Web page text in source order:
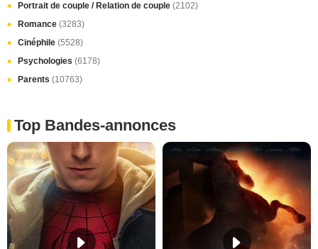
Portrait de couple / Relation de couple (2102)
Romance (3283)
Cinéphile (5528)
Psychologies (6178)
Parents (10763)
Top Bandes-annonces